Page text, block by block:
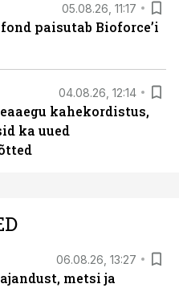
05.08.26, 11:17
paisutab Bioforce’i
04.08.26, 12:14
kahekordistus,
ka uued
06.08.26, 13:27
metsi ja